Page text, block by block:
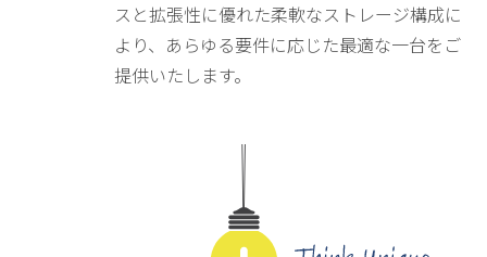
スと拡張性に優れた柔軟なストレージ構成に
より、あらゆる要件に応じた最適な一台をご
提供いたします。